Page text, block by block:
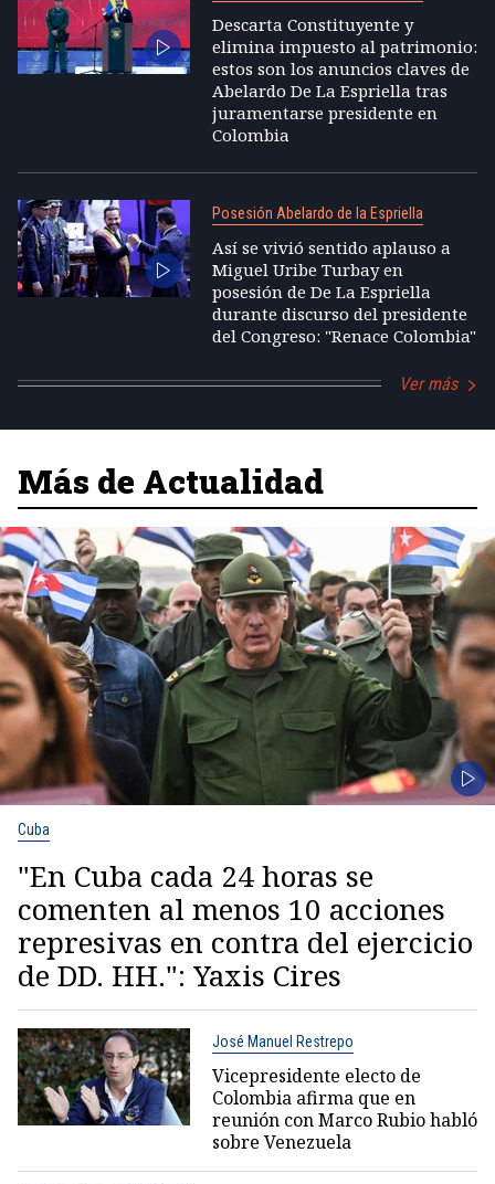
Descarta Constituyente y
elimina impuesto al patrimonio:
estos son los anuncios claves de
Abelardo De La Espriella tras
juramentarse presidente en
Colombia
Posesión Abelardo de la Espriella
Así se vivió sentido aplauso a
Miguel Uribe Turbay en
posesión de De La Espriella
durante discurso del presidente
del Congreso: "Renace Colombia"
Ver más
Más de Actualidad
Cuba
"En Cuba cada 24 horas se
comenten al menos 10 acciones
represivas en contra del ejercicio
de DD. HH.": Yaxis Cires
José Manuel Restrepo
Vicepresidente electo de
Colombia afirma que en
reunión con Marco Rubio habló
sobre Venezuela